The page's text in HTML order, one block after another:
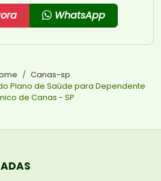
WhatsApp
Canas-sp
Plano de Saúde para Dependente
de Canas - SP